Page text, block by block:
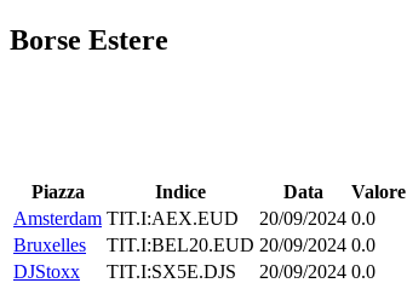
Borse Estere
Piazza Indice Data Valore
Amsterdam TIT.I:AEX.EUD 20/09/2024 0.0
Bruxelles
TIT.I:BEL20.EUD 20/09/2024 0.0
DJStoxx
TIT.I:SX5E.DJS 20/09/2024 0.0